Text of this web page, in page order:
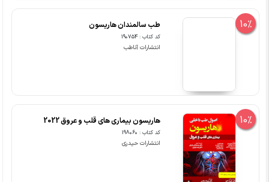
10% طب سالمندان هاریسون
کد کتاب : 190754
انتشارات آناطب
10% هاریسون بیماری های قلب و عروق 2022
کد کتاب : 198060
انتشارات حیدری